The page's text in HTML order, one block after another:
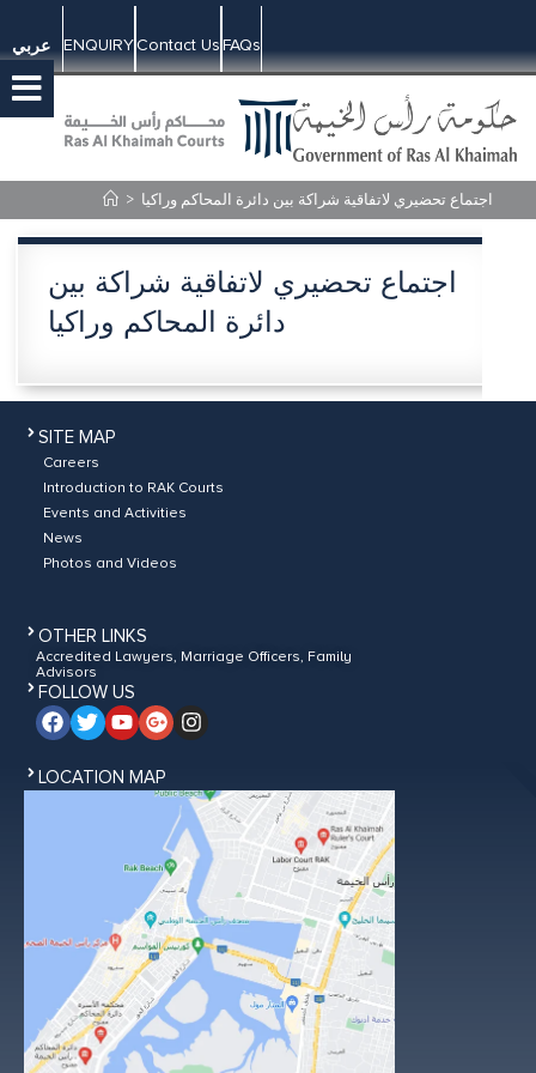
عربي ENQUIRYContact UsFAQs
> اجتماع تحضيري لاتفاقية شراكة بين دائرة المحاكم وراكيا
اجتماع تحضيري لاتفاقية شراكة بين
دائرة المحاكم وراكيا
SITE MAP
Careers
Introduction to RAK Courts
Events and Activities
News
Photos and Videos
OTHER LINKS
Accredited Lawyers, Marriage Officers, Family
Advisors
FOLLOW US
LOCATION MAP